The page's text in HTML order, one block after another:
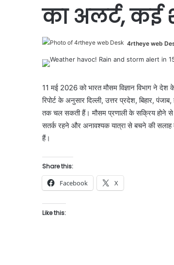
का अलर्ट, कई
4rtheye web
11 मई 2026 को भारत मौसम विज्ञान विभाग ने
रिपोर्ट के अनुसार दिल्ली, उत्तर प्रदेश, बिहार,
तक चल सकती हैं। मौसम प्रणाली के सक्रिय होने से
सतर्क रहने और अनावश्यक यात्रा से बचने की सलाह
हैं।
Share this:
Facebook X
Like this: